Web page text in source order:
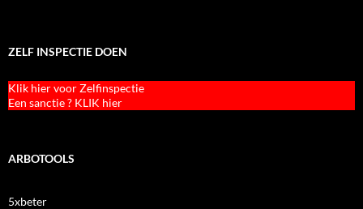
ZELF INSPECTIE DOEN
Klik hier voor Zelfinspectie
Een sanctie ? KLIK hier
ARBOTOOLS
5xbeter